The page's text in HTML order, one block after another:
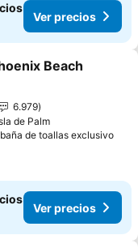
Ver precios
favoritos
Beach
6.979
de Palm
de toallas exclusivo
Ver precios